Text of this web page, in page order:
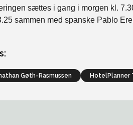
sættes i gang i morgen kl.
sammen med spanske Pablo
Gøth-Rasmussen HotelPlanner